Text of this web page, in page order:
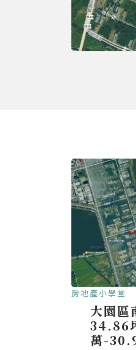
房地產小學堂
大園區
34.86
萬-